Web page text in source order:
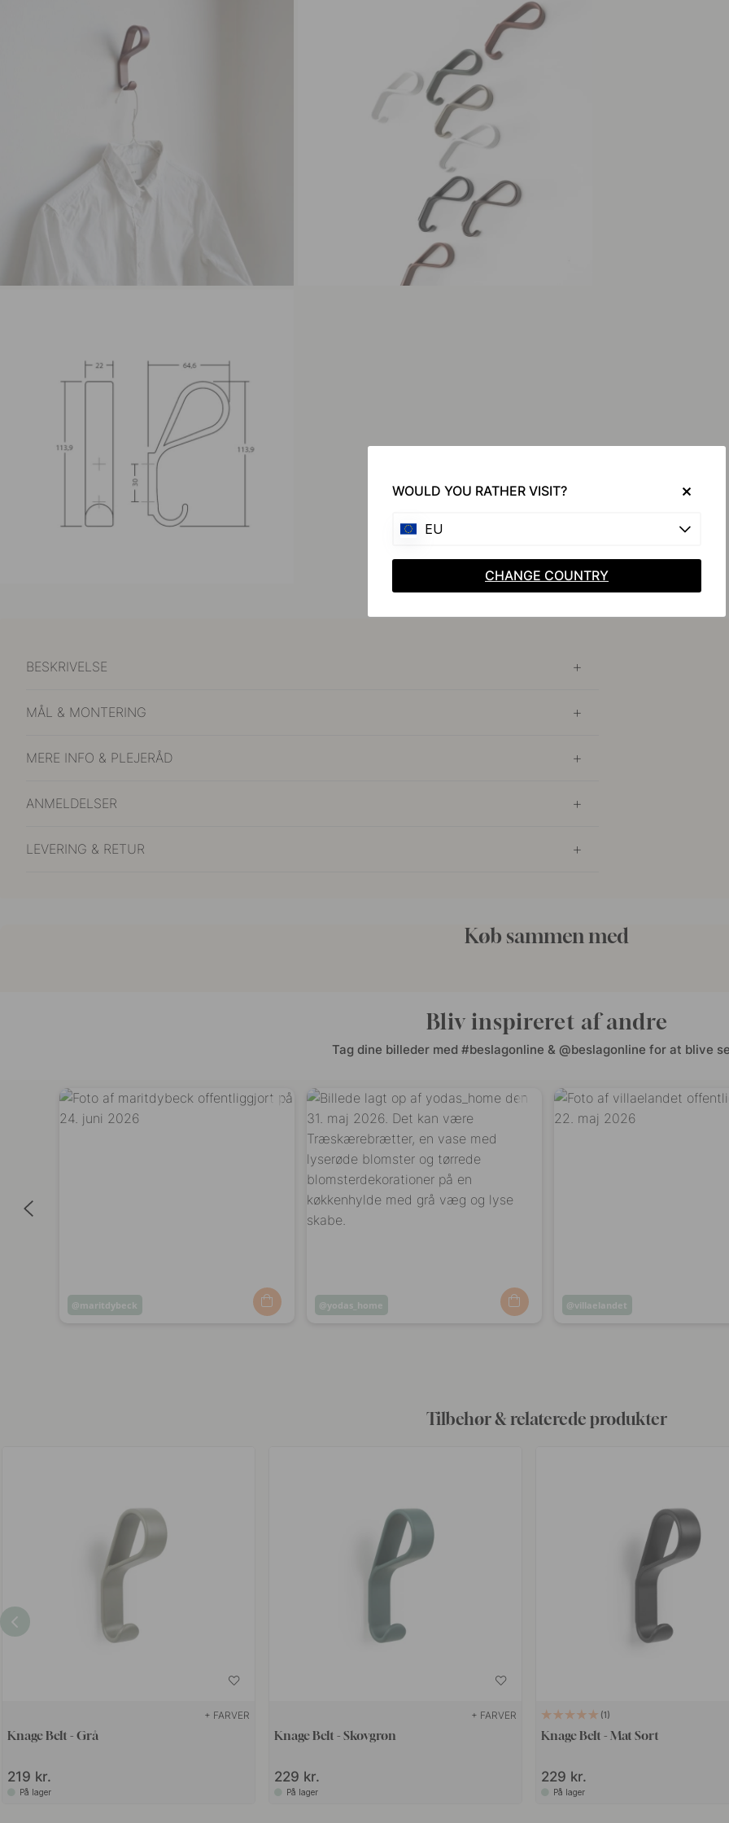
BESKRIVELSE
MÅL & MONTERING
MERE INFO & PLEJERÅD
ANMELDELSER
LEVERING & RETUR
Køb sammen med
Bliv inspireret af andre
Tag dine billeder med #beslagonline & @beslagonline for at blive
Opslag
maritdybeck
Opslag
yodas_home
Opslag
villaelandet
Tilbehør & relaterede produkter
+ FARVER
Knage Belt - Grå
219 kr.
På lager
+ FARVER
Knage Belt - Skovgrøn
229 kr.
På lager
1
Knage Belt - Mat Sort
229 kr.
På lager
WOULD YOU RATHER VISIT?
EU
CHANGE COUNTRY